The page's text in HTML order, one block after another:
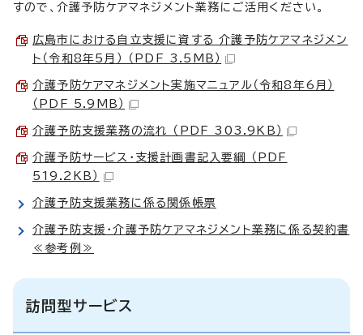
すので、介護予防ケアマネジメント業務にご活用ください。
広島市における自立支援に資する 介護予防ケアマネジメン
ト（令和8年5月） （PDF 3.5MB）
介護予防ケアマネジメント実施マニュアル（令和8年6月）
（PDF 5.9MB）
介護予防支援業務の流れ （PDF 303.9KB）
介護予防サービス・支援計画書記入要綱 （PDF
519.2KB）
介護予防支援業務に係る関係帳票
介護予防支援・介護予防ケアマネジメント業務に係る契約書
≪参考例≫
訪問型サービス